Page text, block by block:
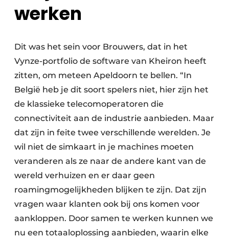
werken
Dit was het sein voor Brouwers, dat in het
Vynze-portfolio de software van Kheiron heeft
zitten, om meteen Apeldoorn te bellen. “In
België heb je dit soort spelers niet, hier zijn het
de klassieke telecomoperatoren die
connectiviteit aan de industrie aanbieden. Maar
dat zijn in feite twee verschillende werelden. Je
wil niet de simkaart in je machines moeten
veranderen als ze naar de andere kant van de
wereld verhuizen en er daar geen
roamingmogelijkheden blijken te zijn. Dat zijn
vragen waar klanten ook bij ons komen voor
aankloppen. Door samen te werken kunnen we
nu een totaaloplossing aanbieden, waarin elke